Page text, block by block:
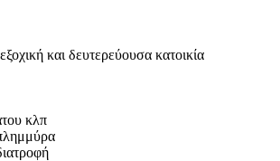
και δευτερεύουσα κατοικία
κλπ